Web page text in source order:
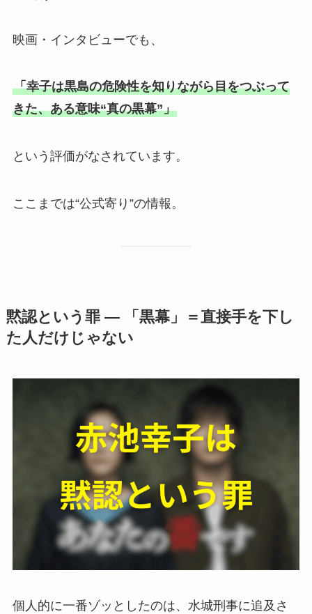
映画・インタビューでも、
「幸子は黒島の危険性を知りながら目をつぶって
きた、ある意味“真の黒幕”」
という評価がなされています。
ここまでは“公式寄り”の情報。
黙認という罪 ― 「黒幕」＝直接手を下し
た人だけじゃない
個人的に一番ゾッとしたのは、水城刑事に追及さ